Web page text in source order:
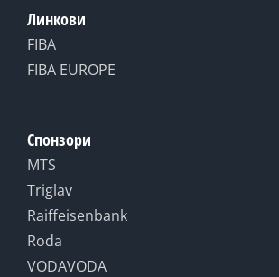
Линкови
FIBA
FIBA EUROPE
Спонзори
MTS
Triglav
Raiffeisenbank
Roda
VODAVODA